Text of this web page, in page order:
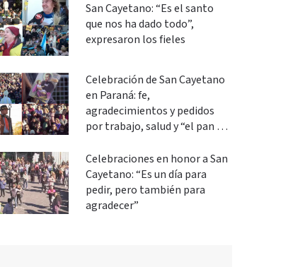
San Cayetano: “Es el santo
que nos ha dado todo”,
expresaron los fieles
Celebración de San Cayetano
en Paraná: fe,
agradecimientos y pedidos
por trabajo, salud y “el pan de
Celebraciones en honor a San
Cayetano: “Es un día para
pedir, pero también para
agradecer”